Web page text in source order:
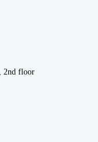
2nd floor